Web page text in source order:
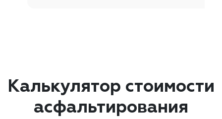
Калькулятор стоимости
асфальтирования